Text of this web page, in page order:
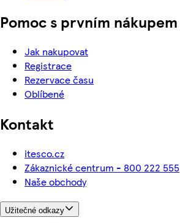
Pomoc s prvním nákupem
Jak nakupovat
Registrace
Rezervace času
Oblíbené
Kontakt
itesco.cz
Zákaznické centrum - 800 222 555
Naše obchody
Užitečné odkazy